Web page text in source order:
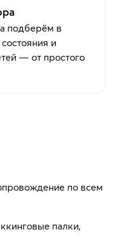
подберём в
и
— от простого
по всем
палки,